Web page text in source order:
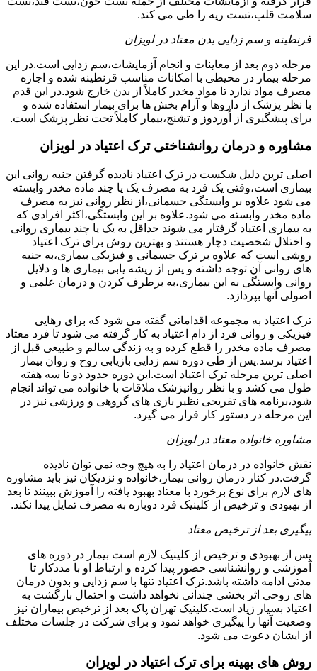
سلامت قلب،تست ریه را طی می کند.
قرنطینه و سم زدایی بدن معتاد در لویزان
مرحله دوم بعد از معاینات و انجام آزمایشات،سم زدایی است.در این
مرحله بیمار در محیطی با امکانات مناسب قرنطینه شده و اجازه
مصرف مواد ندارد تا مواد مخدر کاملاً از بدن خارج شود.در این قدم
با نظر پزشک از داروها و آرام بخش ها برای بیمار استفاده شده و
برای پیشگیری از اُوردوز و تشنج،بیمار کاملاً تحت نظر پزشک است.
مشاوره و درمان روانشناختی ترک اعتیاد در لویزان
اصلی ترین دلیل شکست در ترک اعتیاد نادیده گرفتن جنبه روانی این
بیماری است،وقتی یک فرد به مصرف یک یا چند ماده مخدر وابسته
می شود علاوه بر وابستگی جسمانی،از نظر روانی نیز به مصرف
ماده مخدر وابسته می شود.علاوه بر این وابستگی،اکثر افرادی که
به بیماری اعتیاد گرفتار می شوند حداقل به یک یا چند بیماری روانی
و اختلال شخصیت دچار هستند و بهترین روش برای ترک اعتیاد
روشی است که علاوه بر ترک جسمانی و فیزیکی بیماری،به جنبه
های روانی آن توجه داشته و پس از ریشه یابی بیماری ها و دلایل
روانی وابستگی به این بیماری،به برطرف کردن و درمان علمی و
اصولی آنها بپردازد.
ترک اعتیاد به مجموعه اقداماتی گفته می شود که برای رهایی
فیزیکی و روانی فرد از دام اعتیاد به کار گرفته می شود تا فرد معتاد
مصرف ماده مخدر را قطع کرده و به زندگی سالم و طبیعی قبل از
اعتیاد برسد.پس از طی دوره سم زدایی بازیابی روح و روان بیمار
اصلی ترین مرحله ترک اعتیاد است.این دوره حدود دو تا سه هفته
طول می کشد و با نظر روانپزشک ملاقات با خانواده می تواند انجام
شود،برنامه های تفریحی نظیر بازی های گروهی و ورزشی نیز در
این مرحله در دستور کار قرار می گیرد.
مشاوره خانواده معتاد در لویزان
نقش خانواده در درمان اعتیاد را به هیچ وجه نمی توان نادیده
گرفت.در کنار درمان روانی بیمار،خانواده و نزدیکان نیز باید مشاوره
های لازم برای نوع برخورد با معتاد بهبود یافته را آموزش ببینند تا بعد
از بهبودی و ترخیص از کلینیک فرد دوباره به مصرف تمایل پیدا نکند.
پیگیری بعد از ترخیص معتاد
پس از بهبودی و ترخیص از کلینیک لازم است بیمار در دوره های
آموزشی و روانشناسی حضور پیدا کرده و ارتباط او با مددکار تا
مدتی ادامه داشته باشد.ترک اعتیاد تنها با سم زدایی و بدون درمان
های روحی اثر بخشی چندانی نخواهد داشت و احتمال بازگشت به
اعتیاد بسیار زیاد است.کلینیک تهران پاک بعد از ترخیص بیماران نیز
وضعیت آنها را پیگیری خواهد نمود و برای شرکت در جلسات مختلف
از ایشان دعوت می شود.
روش های بهینه برای ترک اعتیاد در لویزان